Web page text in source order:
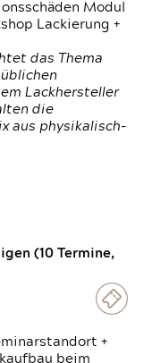
Modul
Lackierung +
das Thema
Lackhersteller
die
aus physikalisch-
(10 Termine,
+
beim